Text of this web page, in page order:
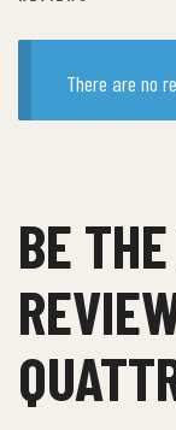
There are no
BE